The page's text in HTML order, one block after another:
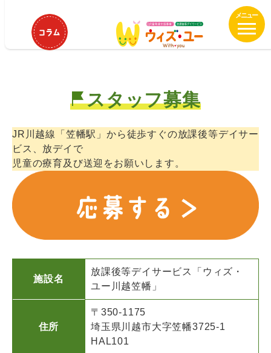
へ
動
ウィズ・ユー川越笠幡 保育士/児童
指導員パート募集中！
スタッフ募集
JR川越線「笠幡駅」から徒歩すぐの放課後等デイサー
ビス、放デイで
児童の療育及び送迎をお願いします。
施設名
放課後等デイサービス「ウィズ・
ユー川越笠幡」
住所
〒350-1175
埼玉県川越市大字笠幡3725-1
HAL101